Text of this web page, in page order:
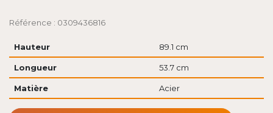
Référence : 0309436816
Hauteur 89.1 cm
Longueur 53.7 cm
Matière Acier